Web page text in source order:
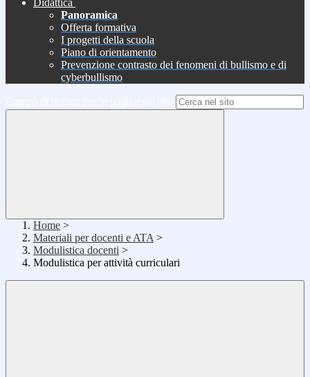
Didattica
Panoramica
Offerta formativa
I progetti della scuola
Piano di orientamento
Prevenzione contrasto dei fenomeni di bullismo e di
cyberbullismo
Home >
Materiali per docenti e ATA >
Modulistica docenti >
Modulistica per attività curriculari